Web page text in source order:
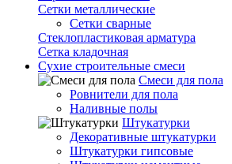
Сетки металлические
Сетки сварные
Стеклопластиковая арматура
Сетка кладочная
Сухие строительные смеси
Смеси для пола
Ровнители для пола
Наливные полы
Штукатурки
Декоративные штукатурки
Штукатурки гипсовые